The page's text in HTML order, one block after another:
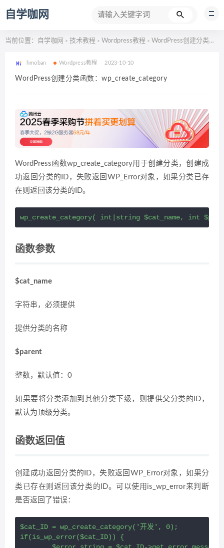
自学咖网
当前位置： 自学咖网 > 技术教程 > Wordpress教程 > WordPress创建分类函数：wp_create_category
hmoban Wordpress教程 2023-10-10
WordPress创建分类函数：wp_create_category
WordPress函数wp_create_category用于创建分类，创建成
功返回分类的ID，失败返回WP_Error对象，如果分类已存
在则返回该分类的ID。
wp_create_category( int|string $cat_name, int
函数参数
$cat_name
字符串，必须提供
提供分类的名称
$parent
整数，默认值：0
如果要将分类添加到其他分类下级，则提供父分类的ID，
默认为顶级分类。
函数返回值
创建成功返回分类的ID，失败返回WP_Error对象，如果分
类已存在则返回该分类的ID。可以使用is_wp_error来判断
是否返回了错误：
$cat_ID = wp_create_category('开发', 0);
if(is_wp_error($cat_ID)) {